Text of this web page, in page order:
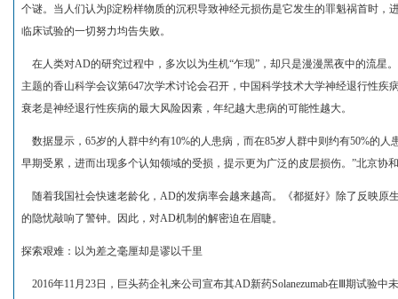
个谜。当人们认为β淀粉样物质的沉积导致神经元损伤是它发生的罪魁祸首时，
临床试验的一切努力均告失败。
在人类对AD的研究过程中，多次以为生机“乍现”，却只是漫漫黑夜中的流星
主题的香山科学会议第647次学术讨论会召开，中国科学技术大学神经退行性疾
衰老是神经退行性疾病的最大风险因素，年纪越大患病的可能性越大。
数据显示，65岁的人群中约有10%的人患病，而在85岁人群中则约有50%的
早期受累，进而出现多个认知领域的受损，提示更为广泛的皮层损伤。”北京协
随着我国社会快速老龄化，AD的发病率会越来越高。《都挺好》除了反映原
的隐忧敲响了警钟。因此，对AD机制的解密迫在眉睫。
探索艰难：以为差之毫厘却是谬以千里
2016年11月23日，巨头药企礼来公司宣布其AD新药Solanezumab在Ⅲ期试验中